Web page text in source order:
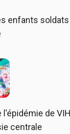
enfants
de
centrale